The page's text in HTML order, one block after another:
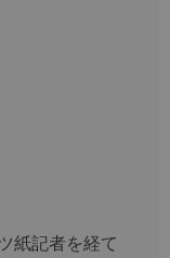
紙記者を経て